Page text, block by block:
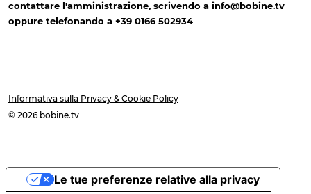
contattare l'amministrazione, scrivendo a info@bobine.tv
oppure telefonando a +39 0166 502934
Informativa sulla Privacy & Cookie Policy
© 2026 bobine.tv
Le tue preferenze relative alla privacy